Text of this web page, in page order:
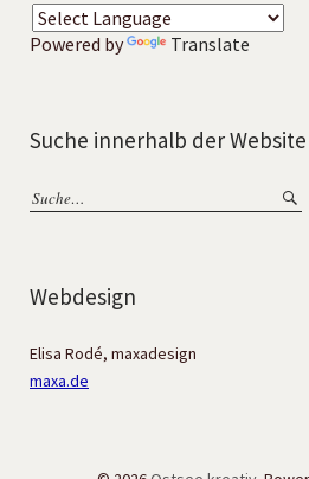
Powered by Translate
Suche innerhalb der Website
Webdesign
Elisa Rodé, maxadesign
maxa.de